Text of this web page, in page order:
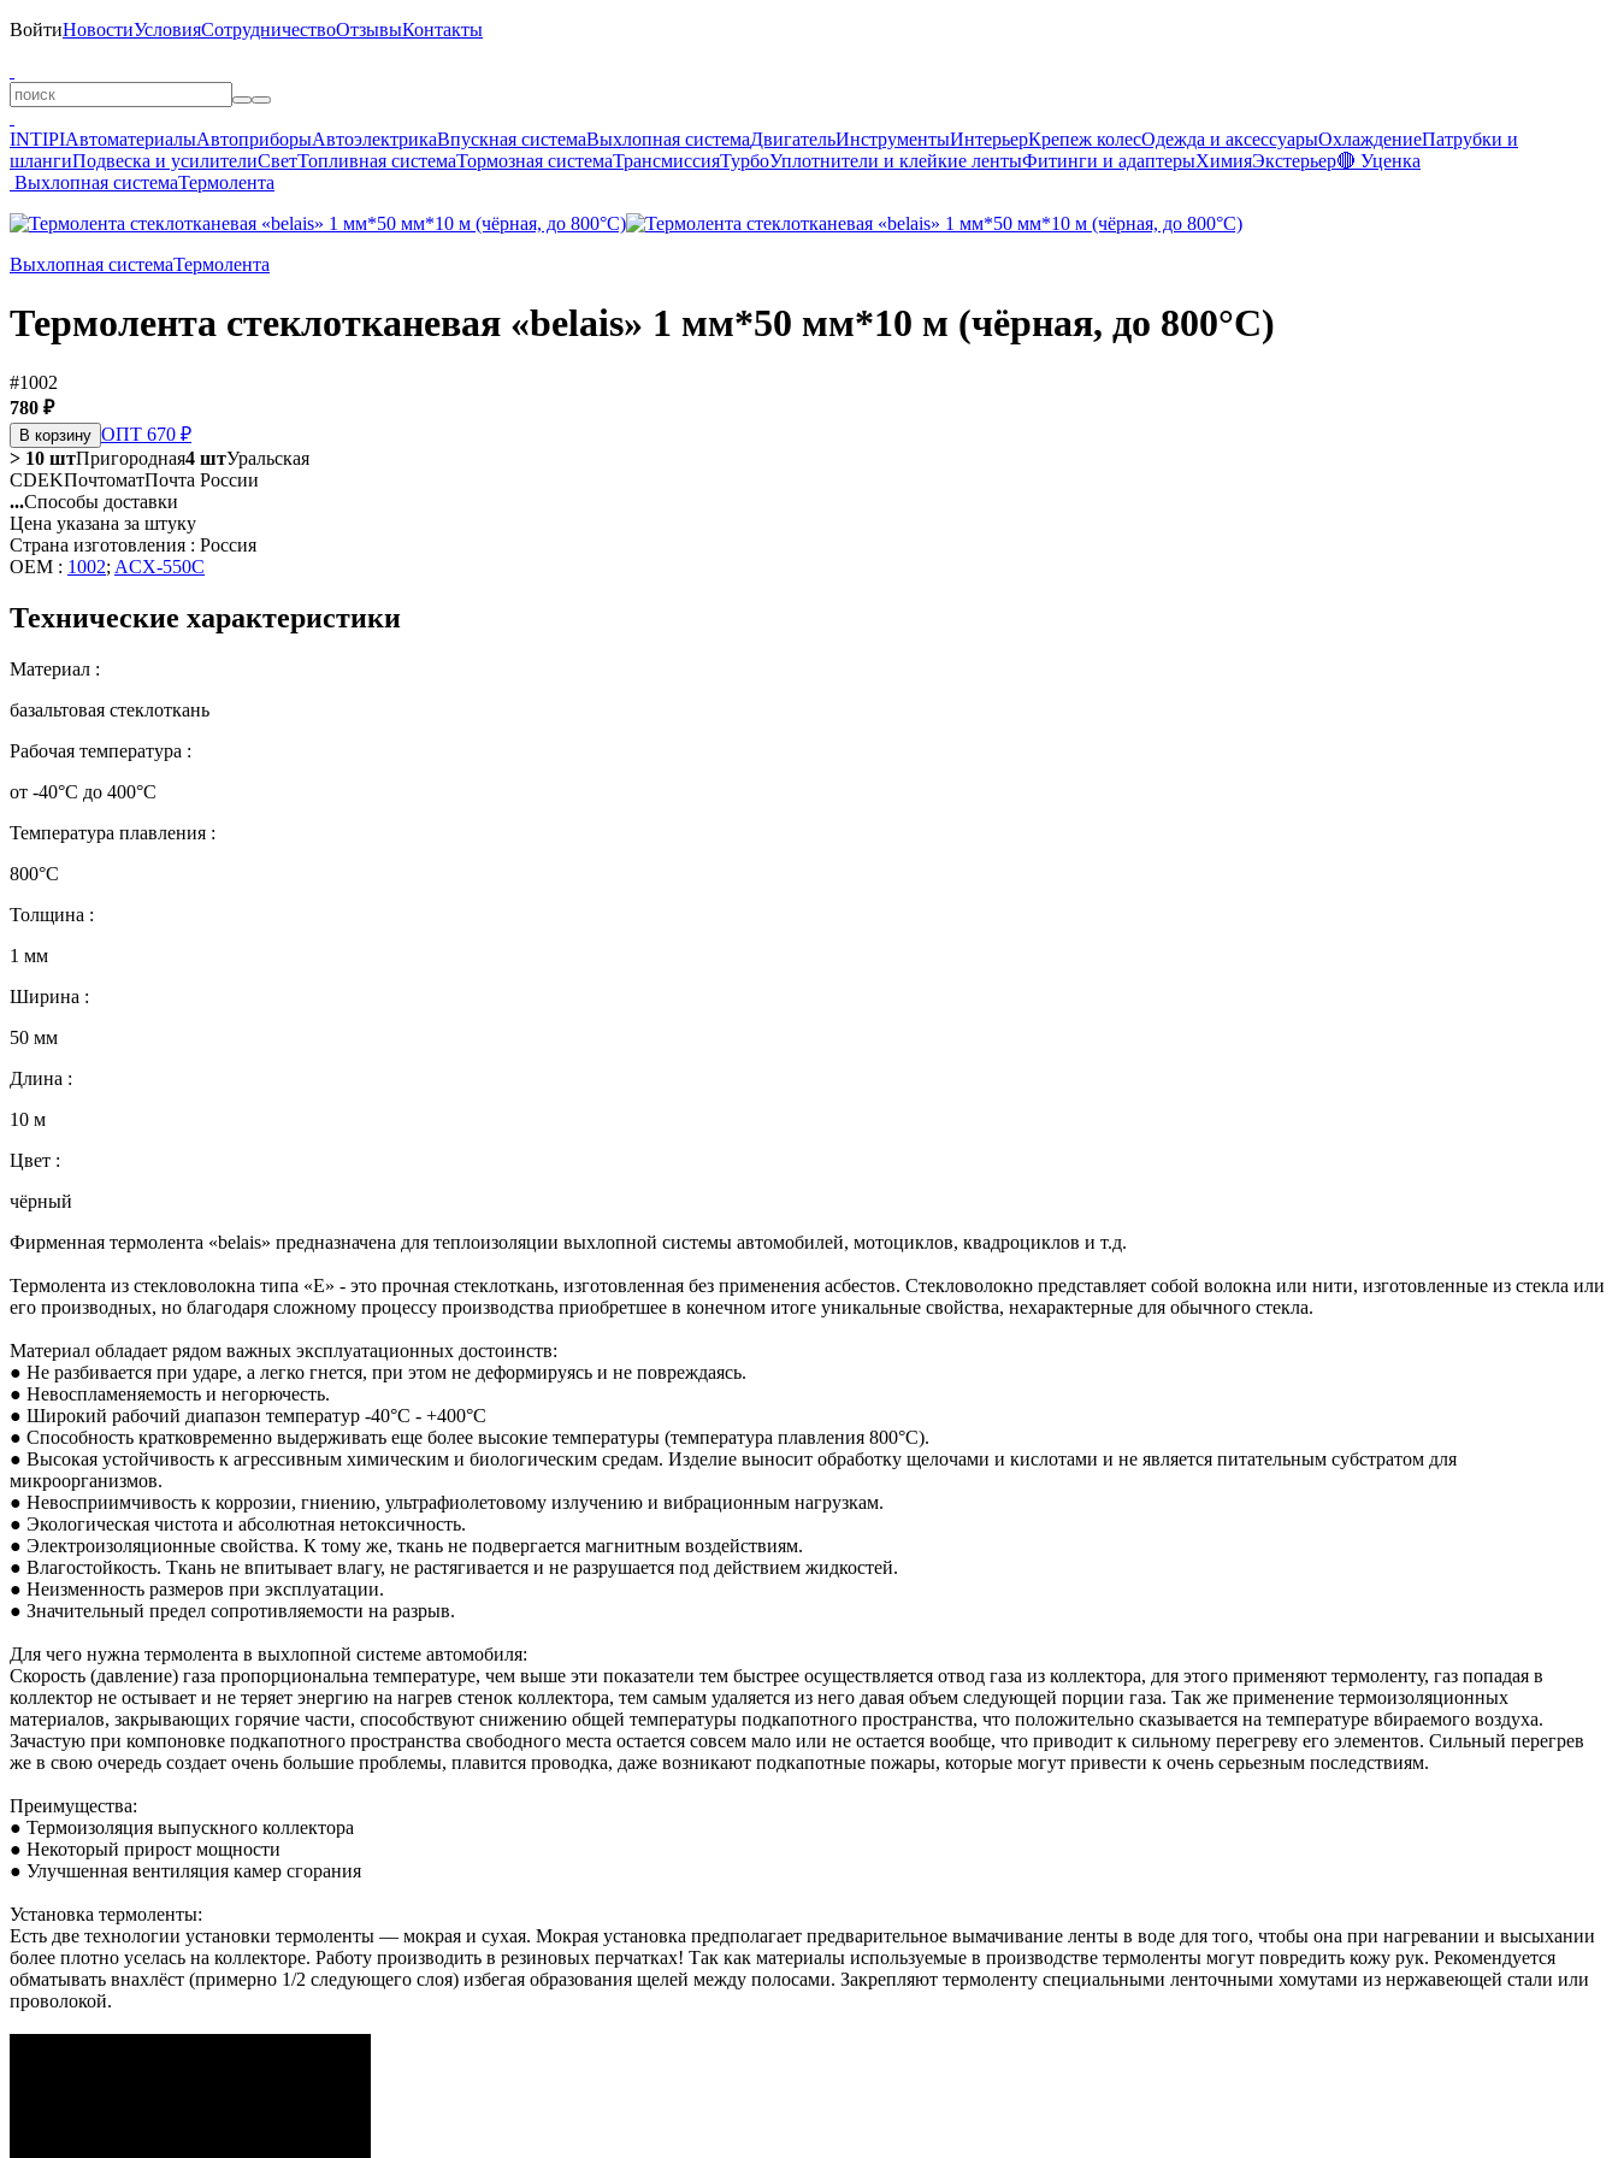
ВойтиНовостиУсловияСотрудничествоОтзывыКонтакты
INTIPIАвтоматериалыАвтоприборыАвтоэлектрикаВпускная системаВыхлопная системаДвигательИнструментыИнтерьерКрепеж колесОдежда и аксессуарыОхлаждениеПатрубки и
шлангиПодвеска и усилителиСветТопливная системаТормозная системаТрансмиссияТурбоУплотнители и клейкие лентыФитинги и адаптерыХимияЭкстерьер🔴 Уценка
Выхлопная системаТермолента
Выхлопная системаТермолента
Термолента стеклотканевая «belais» 1 мм*50 мм*10 м (чёрная, до 800°C)
#1002
780 ₽
В корзину ОПТ 670 ₽
> 10 штПригородная4 штУральская
CDEKПочтоматПочта России
...Способы доставки
Цена указана за штуку
Страна изготовления : Россия
OEM : 1002; ACX-550C
Технические характеристики
Материал :
базальтовая стеклоткань
Рабочая температура :
от -40°C до 400°C
Температура плавления :
800°C
Толщина :
1 мм
Ширина :
50 мм
Длина :
10 м
Цвет :
чёрный
Фирменная термолента «belais» предназначена для теплоизоляции выхлопной системы автомобилей, мотоциклов, квадроциклов и т.д.
Термолента из стекловолокна типа «Е» - это прочная стеклоткань, изготовленная без применения асбестов. Стекловолокно представляет собой волокна или нити, изготовленные из стекла или
его производных, но благодаря сложному процессу производства приобретшее в конечном итоге уникальные свойства, нехарактерные для обычного стекла.
Материал обладает рядом важных эксплуатационных достоинств:
● Не разбивается при ударе, а легко гнется, при этом не деформируясь и не повреждаясь.
● Невоспламеняемость и негорючесть.
● Широкий рабочий диапазон температур -40°C - +400°C
● Способность кратковременно выдерживать еще более высокие температуры (температура плавления 800°С).
● Высокая устойчивость к агрессивным химическим и биологическим средам. Изделие выносит обработку щелочами и кислотами и не является питательным субстратом для
микроорганизмов.
● Невосприимчивость к коррозии, гниению, ультрафиолетовому излучению и вибрационным нагрузкам.
● Экологическая чистота и абсолютная нетоксичность.
● Электроизоляционные свойства. К тому же, ткань не подвергается магнитным воздействиям.
● Влагостойкость. Ткань не впитывает влагу, не растягивается и не разрушается под действием жидкостей.
● Неизменность размеров при эксплуатации.
● Значительный предел сопротивляемости на разрыв.
Для чего нужна термолента в выхлопной системе автомобиля:
Скорость (давление) газа пропорциональна температуре, чем выше эти показатели тем быстрее осуществляется отвод газа из коллектора, для этого применяют термоленту, газ попадая в
коллектор не остывает и не теряет энергию на нагрев стенок коллектора, тем самым удаляется из него давая объем следующей порции газа. Так же применение термоизоляционных
материалов, закрывающих горячие части, способствуют снижению общей температуры подкапотного пространства, что положительно сказывается на температуре вбираемого воздуха.
Зачастую при компоновке подкапотного пространства свободного места остается совсем мало или не остается вообще, что приводит к сильному перегреву его элементов. Сильный перегрев
же в свою очередь создает очень большие проблемы, плавится проводка, даже возникают подкапотные пожары, которые могут привести к очень серьезным последствиям.
Преимущества:
● Термоизоляция выпускного коллектора
● Некоторый прирост мощности
● Улучшенная вентиляция камер сгорания
Установка термоленты:
Есть две технологии установки термоленты — мокрая и сухая. Мокрая установка предполагает предварительное вымачивание ленты в воде для того, чтобы она при нагревании и высыхании
более плотно уселась на коллекторе. Работу производить в резиновых перчатках! Так как материалы используемые в производстве термоленты могут повредить кожу рук. Рекомендуется
обматывать внахлёст (примерно 1/2 следующего слоя) избегая образования щелей между полосами. Закрепляют термоленту специальными ленточными хомутами из нержавеющей стали или
проволокой.